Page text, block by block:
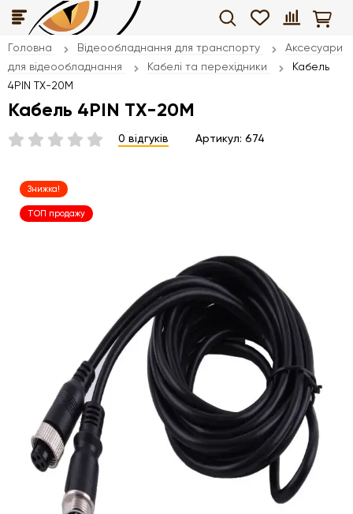
Головна Відеообладнання для транспорту
Аксесуари
для відеообладнання
Кабелі та перехідники
Кабель
4PIN TX-20M
Кабель 4PIN TX-20M
0 відгуків Артикул: 674
Знижка!
ТОП продажу